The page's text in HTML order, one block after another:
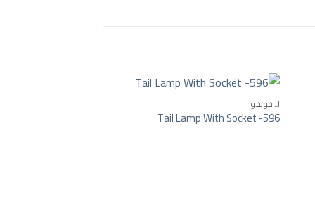
Add to wishlist
لـ فولفو
Tail Lamp With Socket -596